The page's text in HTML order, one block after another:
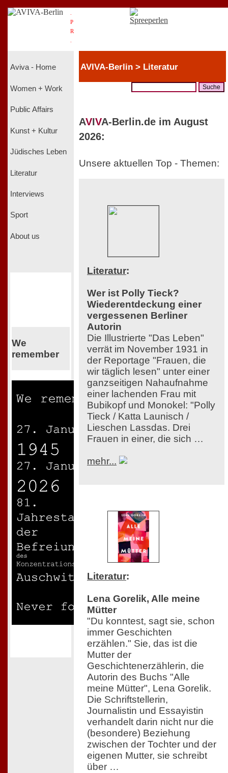
P
R
Aviva - Home
Women + Work
Public Affairs
Kunst + Kultur
Jüdisches Leben
Literatur
Interviews
Sport
About us
We
remember
AVIVA-Berlin > Literatur
AVIVA-Berlin.de im August
2026:
Unsere aktuellen Top - Themen:
Literatur:
Wer ist Polly Tieck?
Wiederentdeckung einer
vergessenen Berliner
Autorin
Die Illustrierte "Das Leben"
verrät im November 1931 in
der Reportage "Frauen, die
wir täglich lesen" unter einer
ganzseitigen Nahaufnahme
einer lachenden Frau mit
Bubikopf und Monokel: "Polly
Tieck / Katta Launisch /
Lieschen Lassdas. Drei
Frauen in einer, die sich …
mehr...
Literatur:
Lena Gorelik, Alle meine
Mütter
"Du konntest, sagt sie, schon
immer Geschichten
erzählen." Sie, das ist die
Mutter der
Geschichtenerzählerin, die
Autorin des Buchs "Alle
meine Mütter", Lena Gorelik.
Die Schriftstellerin,
Journalistin und Essayistin
verhandelt darin nicht nur die
(besondere) Beziehung
zwischen der Tochter und der
eigenen Mutter, sie schreibt
über …